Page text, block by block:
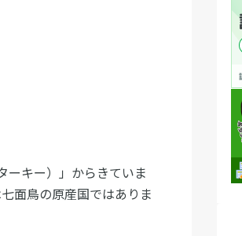
ーキー）」からきていま
面鳥の原産国ではありま